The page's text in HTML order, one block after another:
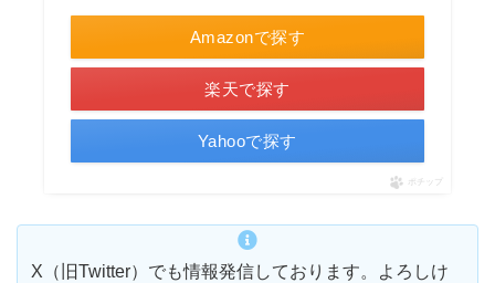
Amazonで探す
楽天で探す
Yahooで探す
ポチップ
X（旧Twitter）でも情報発信しております。よろしけ